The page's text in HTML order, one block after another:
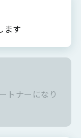
ます
トナーになり